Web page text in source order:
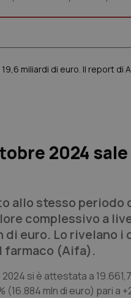
miliardi di euro. Il report di
2024 sale
allo stesso periodo
complessivo a
di euro. Lo rivelano i
farmaco (Aifa).
si è attestata a
mln di euro) pari a